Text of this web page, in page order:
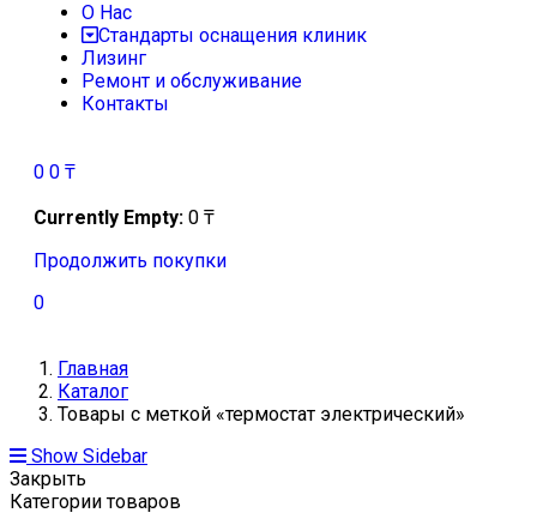
О Нас
Стандарты оснащения клиник
Лизинг
Ремонт и обслуживание
Контакты
0 0 ₸
Currently Empty: 0 ₸
Продолжить покупки
0
Главная
Каталог
Товары с меткой «термостат электрический»
Show Sidebar
Закрыть
Категории товаров